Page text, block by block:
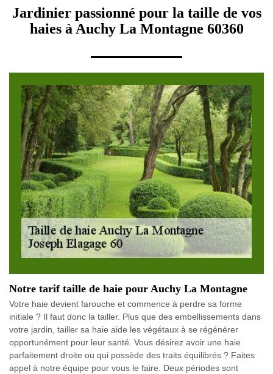
Jardinier passionné pour la taille de vos
haies à Auchy La Montagne 60360
Notre tarif taille de haie pour Auchy La Montagne
Votre haie devient farouche et commence à perdre sa forme
initiale ? Il faut donc la tailler. Plus que des embellissements dans
votre jardin, tailler sa haie aide les végétaux à se régénérer
opportunément pour leur santé. Vous désirez avoir une haie
parfaitement droite ou qui possède des traits équilibrés ? Faites
appel à notre équipe pour vous le faire. Deux périodes sont